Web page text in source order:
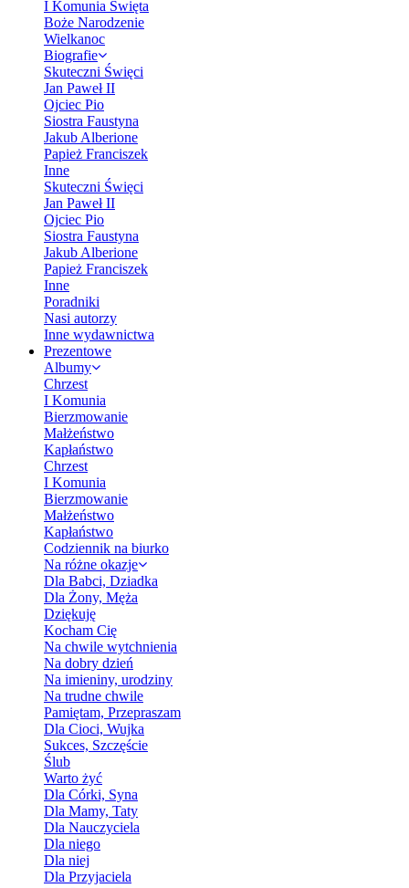
I Komunia Święta
Boże Narodzenie
Wielkanoc
Biografie
Skuteczni Święci
Jan Paweł II
Ojciec Pio
Siostra Faustyna
Jakub Alberione
Papież Franciszek
Inne
Skuteczni Święci
Jan Paweł II
Ojciec Pio
Siostra Faustyna
Jakub Alberione
Papież Franciszek
Inne
Poradniki
Nasi autorzy
Inne wydawnictwa
Prezentowe
Albumy
Chrzest
I Komunia
Bierzmowanie
Małżeństwo
Kapłaństwo
Chrzest
I Komunia
Bierzmowanie
Małżeństwo
Kapłaństwo
Codziennik na biurko
Na różne okazje
Dla Babci, Dziadka
Dla Żony, Męża
Dziękuję
Kocham Cię
Na chwile wytchnienia
Na dobry dzień
Na imieniny, urodziny
Na trudne chwile
Pamiętam, Przepraszam
Dla Cioci, Wujka
Sukces, Szczęście
Ślub
Warto żyć
Dla Córki, Syna
Dla Mamy, Taty
Dla Nauczyciela
Dla niego
Dla niej
Dla Przyjaciela